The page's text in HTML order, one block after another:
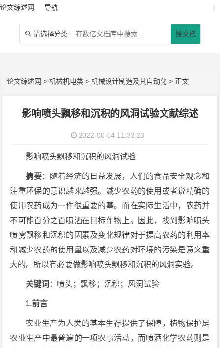
论文综述网 导航 |
 请选择分类 搜文档
论文综述网 >机械机电类 >机械设计制造及其自动化 > 正文
影响喷头飘移和沉积的风洞试验文献综述
2022-08-04 11:33:23
影响喷头飘移和沉积的风洞试验
摘要：随着经济的日益发展，人们的食品安全观念和
注重环保的意识越来越强。减少农药的使用或者说精确的
使用农药成为一件很重要的事。而在实际生活中，农药并
不可能百分之百喷洒在目标作物上。因此，找到影响喷头
喷雾飘移和沉积的因素及变化规律对于提高农药的利用率
和减少农药的使用量以及减少农药对环境的污染是意义重
大的。所以有必要做影响喷头飘移和沉积的风洞实验。
关键词 ：喷头；飘移；沉积；风洞试验
1.前言
农业生产为人类的基本生存提供了保障，植物保护是
农业生产中最普遍的一项农事活动，而喷洒化学农药则是